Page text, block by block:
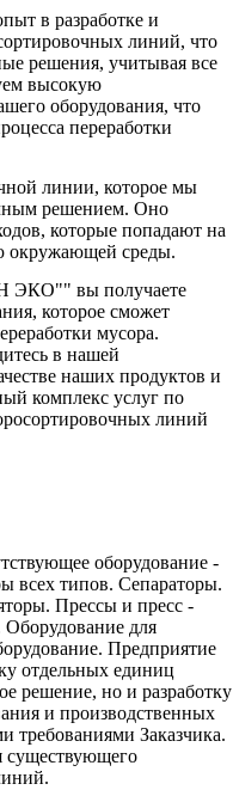
в разработке и
линий, что
решения, учитывая все
высокую
оборудования, что
переработки
линии, которое мы
решением. Оно
которые попадают на
окружающей среды.
вы получаете
которое сможет
мусора.
в нашей
наших продуктов и
комплекс услуг по
линий
оборудование -
всех типов. Сепараторы.
Прессы и пресс -
для
Предприятие
отдельных единиц
решение, но и разработку
и производственных
требованиями Заказчика.
существующего